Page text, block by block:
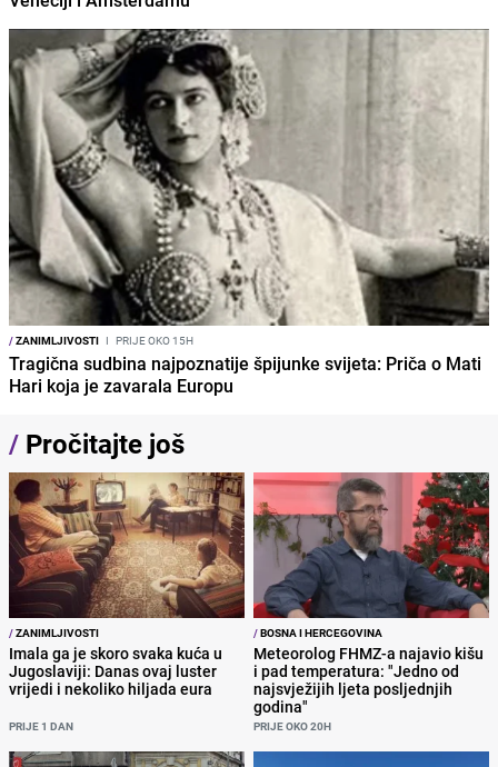
/ZANIMLJIVOSTI I PRIJE OKO 15H
Tragična sudbina najpoznatije špijunke svijeta: Priča o Mati
Hari koja je zavarala Europu
/ Pročitajte još
/ZANIMLJIVOSTI
Imala ga je skoro svaka kuća u
Jugoslaviji: Danas ovaj luster
vrijedi i nekoliko hiljada eura
PRIJE 1 DAN
/BOSNA I HERCEGOVINA
Meteorolog FHMZ-a najavio kišu
i pad temperatura: "Jedno od
najsvježijih ljeta posljednjih
godina"
PRIJE OKO 20H